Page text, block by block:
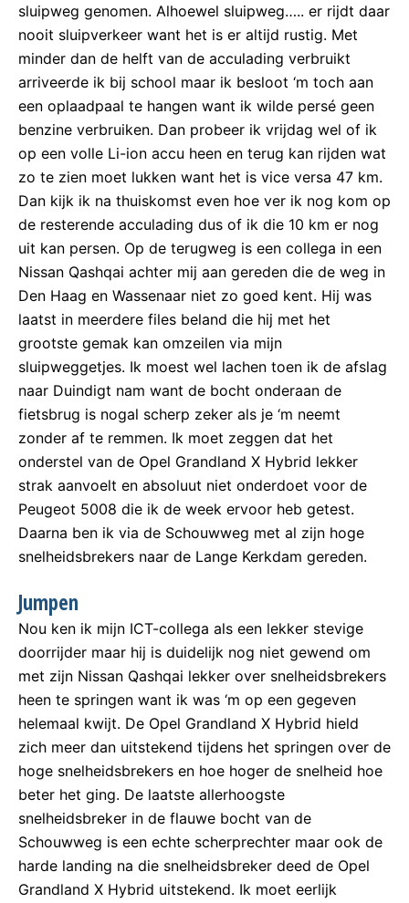
sluipweg genomen. Alhoewel sluipweg….. er rijdt daar
nooit sluipverkeer want het is er altijd rustig. Met
minder dan de helft van de acculading verbruikt
arriveerde ik bij school maar ik besloot ‘m toch aan
een oplaadpaal te hangen want ik wilde persé geen
benzine verbruiken. Dan probeer ik vrijdag wel of ik
op een volle Li-ion accu heen en terug kan rijden wat
zo te zien moet lukken want het is vice versa 47 km.
Dan kijk ik na thuiskomst even hoe ver ik nog kom op
de resterende acculading dus of ik die 10 km er nog
uit kan persen. Op de terugweg is een collega in een
Nissan Qashqai achter mij aan gereden die de weg in
Den Haag en Wassenaar niet zo goed kent. Hij was
laatst in meerdere files beland die hij met het
grootste gemak kan omzeilen via mijn
sluipweggetjes. Ik moest wel lachen toen ik de afslag
naar Duindigt nam want de bocht onderaan de
fietsbrug is nogal scherp zeker als je ‘m neemt
zonder af te remmen. Ik moet zeggen dat het
onderstel van de Opel Grandland X Hybrid lekker
strak aanvoelt en absoluut niet onderdoet voor de
Peugeot 5008 die ik de week ervoor heb getest.
Daarna ben ik via de Schouwweg met al zijn hoge
snelheidsbrekers naar de Lange Kerkdam gereden.
Jumpen
Nou ken ik mijn ICT-collega als een lekker stevige
doorrijder maar hij is duidelijk nog niet gewend om
met zijn Nissan Qashqai lekker over snelheidsbrekers
heen te springen want ik was ‘m op een gegeven
helemaal kwijt. De Opel Grandland X Hybrid hield
zich meer dan uitstekend tijdens het springen over de
hoge snelheidsbrekers en hoe hoger de snelheid hoe
beter het ging. De laatste allerhoogste
snelheidsbreker in de flauwe bocht van de
Schouwweg is een echte scherprechter maar ook de
harde landing na die snelheidsbreker deed de Opel
Grandland X Hybrid uitstekend. Ik moet eerlijk